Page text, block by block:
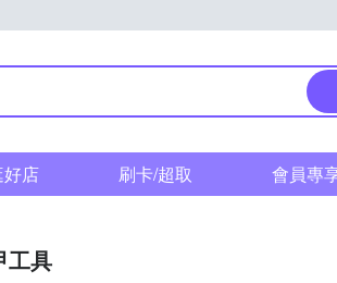
店 刷卡/超取 會員專
工具